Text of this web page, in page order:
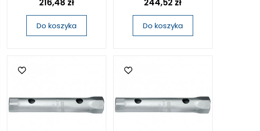
216,48 zł
Do koszyka
244,52 zł
Do koszyka